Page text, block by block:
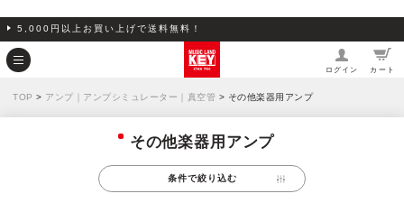
5,000円以上お買い上げで送料無料！
ログイン カート
TOP > アンプ｜アンプシミュレーター｜真空管 > その他楽器用アンプ
その他楽器用アンプ
条件で絞り込む